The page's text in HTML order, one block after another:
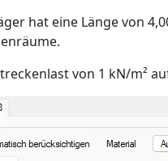
hat eine Länge von
von 1 kN/m²